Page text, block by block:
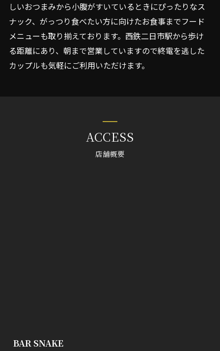
しいおつまみから小腹がすいているときにぴったりなス
ナック、がっつり食べたい方に向けたお食事までフード
メニューも取り揃えております。西鉄二日市駅から歩け
る距離にあり、朝まで営業していますので終電を逃した
カップルも気軽にご利用いただけます。
店舗概要
ACCESS
BAR SNAKE